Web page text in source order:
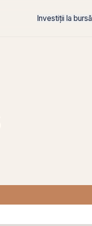
Investiții la bursă